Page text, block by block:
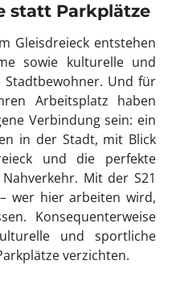
statt Parkplätze
Gleisdreieck entstehen
sowie kulturelle und
Und für
Arbeitsplatz haben
Verbindung sein: ein
in der Stadt, mit Blick
und die perfekte
Mit der S21
wer hier arbeiten wird,
Konsequenterweise
und sportliche
verzichten.